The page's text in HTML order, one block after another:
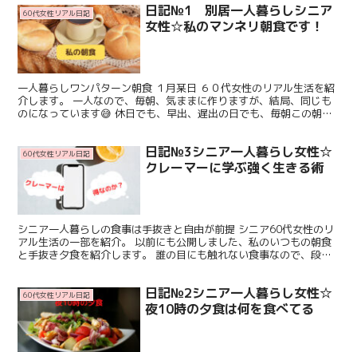
60代女性リアル日記
日記№1 別居一人暮らしシニア
女性☆私のマンネリ朝食です！
一人暮らしワンパターン朝食 １月某日 ６０代女性のリアル生活を紹
介します。 一人なので、毎朝、気ままに作りますが、結局、同じも
のになっています😅 休日でも、早出、遅出の日でも、毎朝この朝食
60代女性リアル日記
日記№3シニア一人暮らし女性☆
クレーマーに学ぶ強く生きる術
シニア一人暮らしの食事は手抜きと自由が前提 シニア60代女性のリ
アル生活の一部を紹介。 以前にも公開しました、私のいつもの朝食
と手抜き夕食を紹介します。 誰の目にも触れない食事なので、段々
60代女性リアル日記
日記№2シニア一人暮らし女性☆
夜10時の夕食は何を食べてる